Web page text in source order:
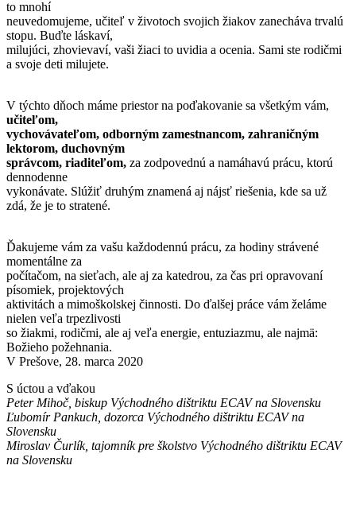
to mnohí
neuvedomujeme, učiteľ v životoch svojich žiakov zanecháva trvalú
stopu. Buďte láskaví,
milujúci, zhovievaví, vaši žiaci to uvidia a ocenia. Sami ste rodičmi
a svoje deti milujete.
V týchto dňoch máme priestor na poďakovanie sa všetkým vám,
učiteľom,
vychovávateľom, odborným zamestnancom, zahraničným
lektorom, duchovným
správcom, riaditeľom, za zodpovednú a namáhavú prácu, ktorú
dennodenne
vykonávate. Slúžiť druhým znamená aj nájsť riešenia, kde sa už
zdá, že je to stratené.
Ďakujeme vám za vašu každodennú prácu, za hodiny strávené
momentálne za
počítačom, na sieťach, ale aj za katedrou, za čas pri opravovaní
písomiek, projektových
aktivitách a mimoškolskej činnosti. Do ďalšej práce vám želáme
nielen veľa trpezlivosti
so žiakmi, rodičmi, ale aj veľa energie, entuziazmu, ale najmä:
Božieho požehnania.
V Prešove, 28. marca 2020
S úctou a vďakou
Peter Mihoč, biskup Východného dištriktu ECAV na Slovensku
Ľubomír Pankuch, dozorca Východného dištriktu ECAV na
Slovensku
Miroslav Čurlík, tajomník pre školstvo Východného dištriktu ECAV
na Slovensku